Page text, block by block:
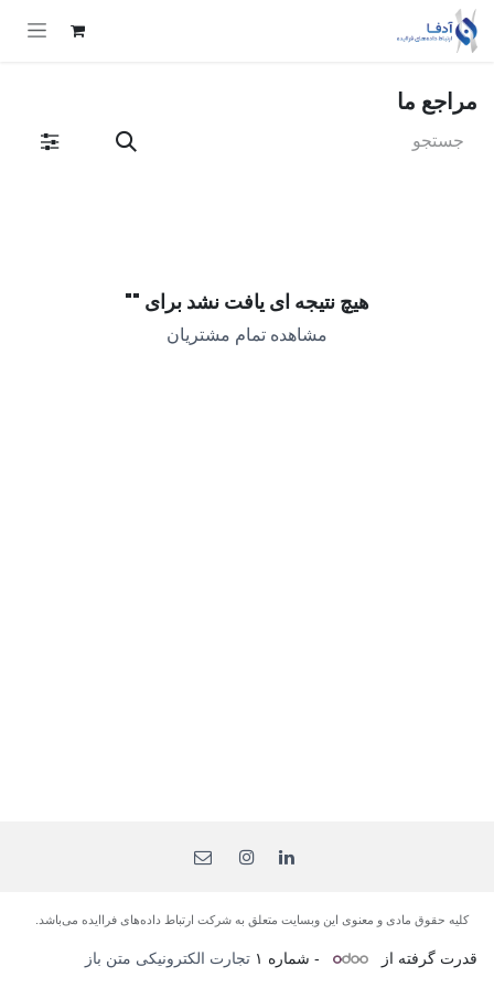
Skip to Content
مراجع ما
هیچ نتیجه ای یافت نشد برای ""
مشاهده تمام مشتریان
کلیه حقوق مادی و معنوی این وبسایت متعلق به شرکت ارتباط داده‌های فرا‌ایده می‌باشد.
قدرت گرفته از - شماره ۱ تجارت الکترونیکی متن باز